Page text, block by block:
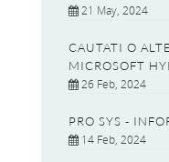
21 May, 2024
CAUTATI O
MICROSOFT
26 Feb, 2024
PRO SYS -
14 Feb, 2024